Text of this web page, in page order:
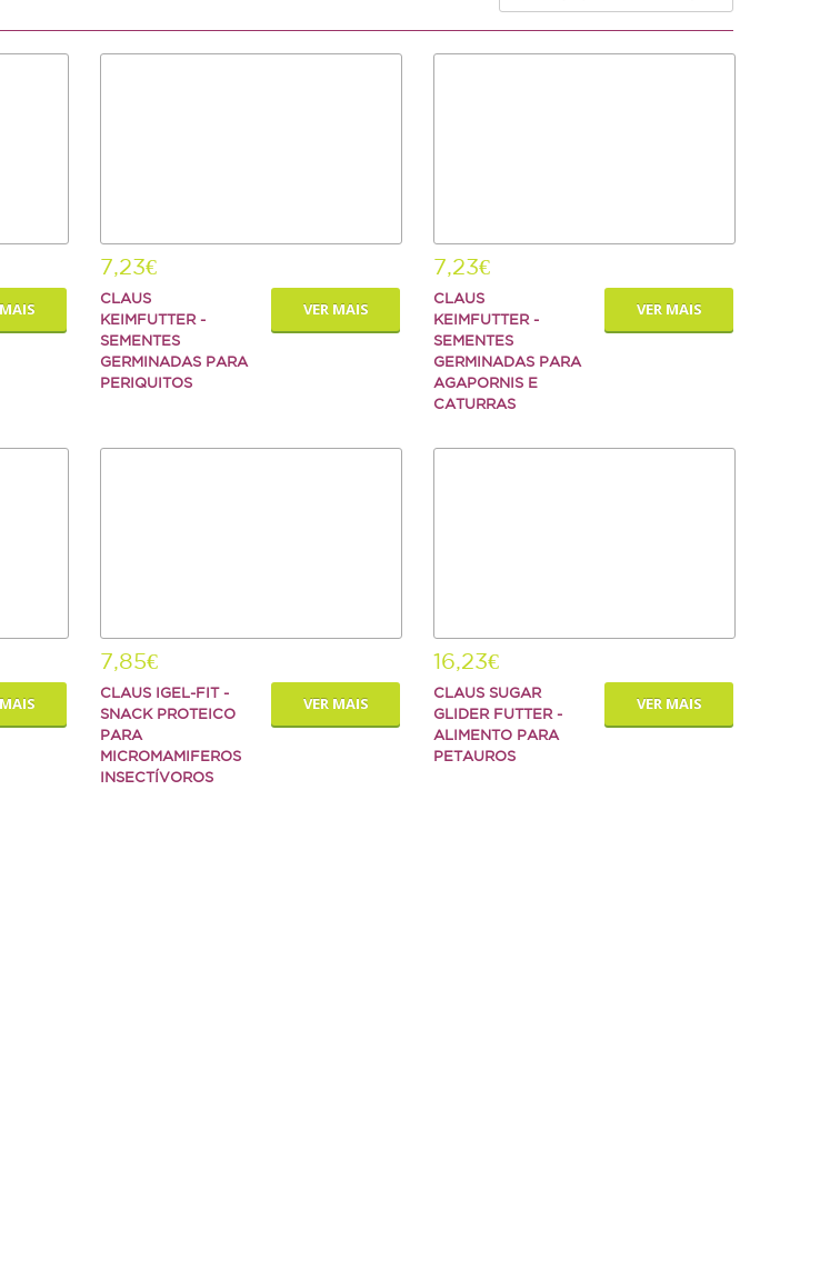
7,23€
CLAUS
KEIMFUTTER -
SEMENTES
GERMINADAS PARA
PERIQUITOS
VER MAIS
7,23€
CLAUS
KEIMFUTTER -
SEMENTES
GERMINADAS PARA
AGAPORNIS E
CATURRAS
VER MAIS
7,85€
CLAUS IGEL-FIT -
SNACK PROTEICO
PARA
MICROMAMIFEROS
INSECTÍVOROS
VER MAIS
16,23€
CLAUS SUGAR
GLIDER FUTTER -
ALIMENTO PARA
PETAUROS
VER MAIS